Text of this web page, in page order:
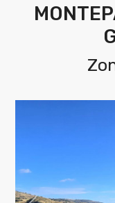
NOSTRA
Vendita
Scegli
Provincia